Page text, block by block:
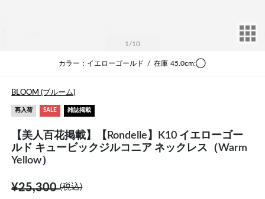
1 /10
カラー：イエローゴールド / 在庫 45.0cm:◯
BLOOM (ブルーム)
再入荷 SALE 雑誌掲載
【美人百花掲載】【Rondelle】K10 イエローゴー
ルド キュービックジルコニア ネックレス（Warm
Yellow）
¥25,300(税込)